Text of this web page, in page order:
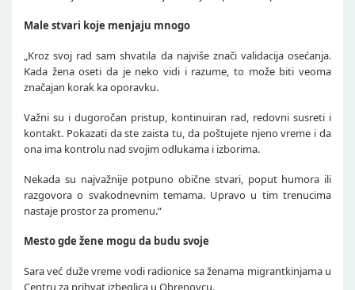
Male stvari koje menjaju mnogo
„Kroz svoj rad sam shvatila da najviše znači validacija osećanja.
Kada žena oseti da je neko vidi i razume, to može biti veoma
značajan korak ka oporavku.
Važni su i dugoročan pristup, kontinuiran rad, redovni susreti i
kontakt. Pokazati da ste zaista tu, da poštujete njeno vreme i da
ona ima kontrolu nad svojim odlukama i izborima.
Nekada su najvažnije potpuno obične stvari, poput humora ili
razgovora o svakodnevnim temama. Upravo u tim trenucima
nastaje prostor za promenu.“
Mesto gde žene mogu da budu svoje
Sara već duže vreme vodi radionice sa ženama migrantkinjama u
Centru za prihvat izbeglica u Obrenovcu.